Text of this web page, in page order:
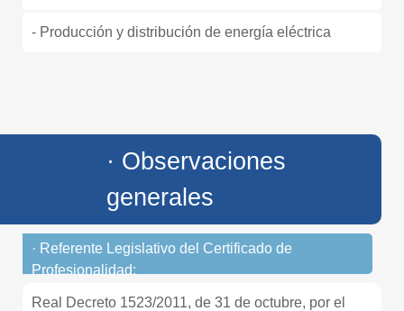
- Producción y distribución de energía eléctrica
· Observaciones
generales
· Referente Legislativo del Certificado de
Profesionalidad:
Real Decreto 1523/2011, de 31 de octubre, por el